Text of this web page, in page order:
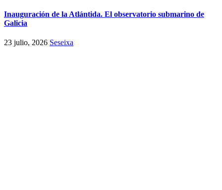
Inauguración de la Atlántida. El observatorio submarino de
Galicia
23 julio, 2026 Seseixa